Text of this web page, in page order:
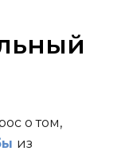
о том,
из